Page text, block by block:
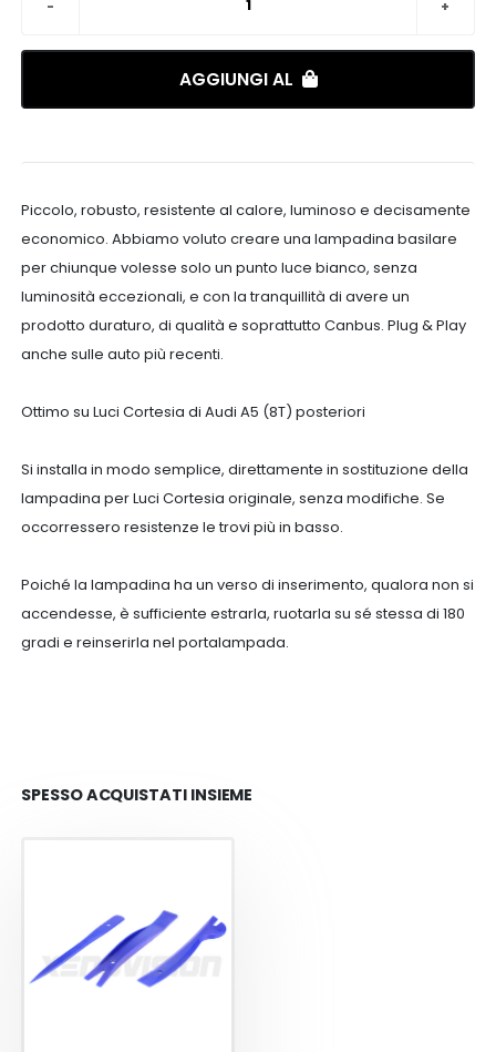
AGGIUNGI AL
Piccolo, robusto, resistente al calore, luminoso e decisamente
economico. Abbiamo voluto creare una lampadina basilare
per chiunque volesse solo un punto luce bianco, senza
luminosità eccezionali, e con la tranquillità di avere un
prodotto duraturo, di qualità e soprattutto Canbus. Plug & Play
anche sulle auto più recenti.
Ottimo su Luci Cortesia di Audi A5 (8T) posteriori
Si installa in modo semplice, direttamente in sostituzione della
lampadina per Luci Cortesia originale, senza modifiche. Se
occorressero resistenze le trovi più in basso.
Poiché la lampadina ha un verso di inserimento, qualora non si
accendesse, è sufficiente estrarla, ruotarla su sé stessa di 180
gradi e reinserirla nel portalampada.
SPESSO ACQUISTATI INSIEME